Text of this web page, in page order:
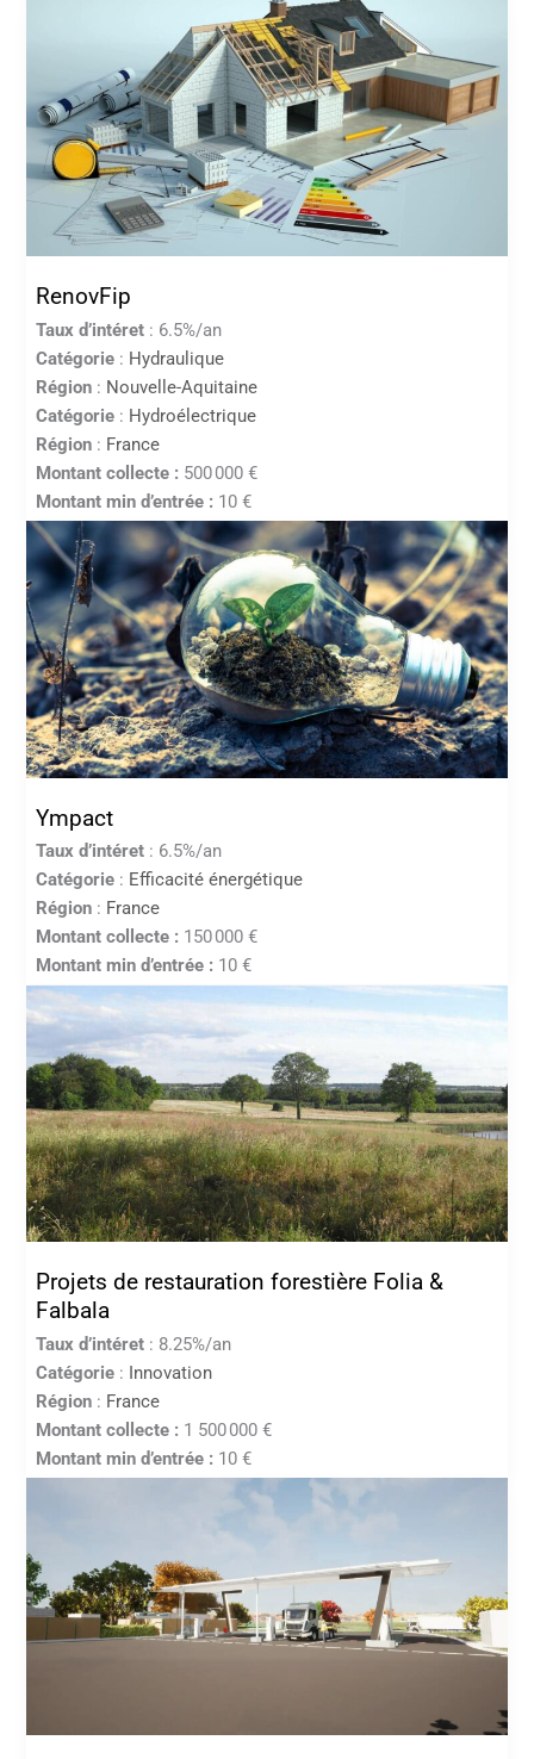
RenovFip
Taux d’intéret : 6.5%/an
Catégorie : Hydraulique
Région : Nouvelle-Aquitaine
Catégorie : Hydroélectrique
Région : France
Montant collecte : 500 000 €
Montant min d’entrée : 10 €
Ympact
Taux d’intéret : 6.5%/an
Catégorie : Efficacité énergétique
Région : France
Montant collecte : 150 000 €
Montant min d’entrée : 10 €
Projets de restauration forestière Folia &
Falbala
Taux d’intéret : 8.25%/an
Catégorie : Innovation
Région : France
Montant collecte : 1 500 000 €
Montant min d’entrée : 10 €